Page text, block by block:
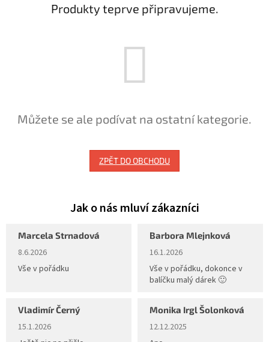
Produkty teprve připravujeme.
Můžete se ale podívat na ostatní kategorie.
ZPĚT DO OBCHODU
Marcela Strnadová
Hodnocení obchodu je 5 z 5 hvězdiček.
8.6.2026
Vše v pořádku
Barbora Mlejnková
Hodnocení obchodu je 5 z 5
16.1.2026
Vše v pořádku, dokonce v
balíčku malý dárek 🙂
Vladimír Černý
Hodnocení obchodu je 5 z 5 hvězdiček.
15.1.2026
Monika Irgl Šolonková
Hodnocení obchodu je 5 z 5
12.12.2025